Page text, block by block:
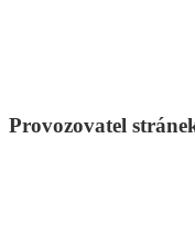
Provozovatel